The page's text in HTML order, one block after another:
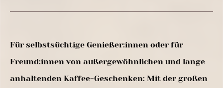
Für selbstsüchtige Genießer:innen oder für
Freund:innen von außergewöhnlichen und lange
anhaltenden Kaffee-Geschenken: Mit der großen